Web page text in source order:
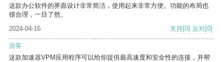
这款办公软件的界面设计非常简洁，使用起来非常方便。功能的布局也
很合理，一目了然。
2024-04-16
支持[0] 反对[0]
游客
这款加速器VPM应用程序可以给你提供最高速度和安全性的连接，并帮